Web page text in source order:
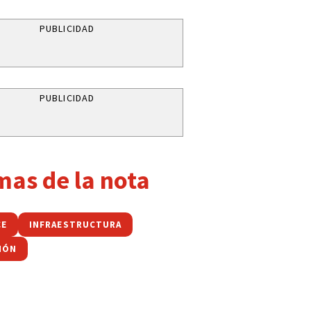
PUBLICIDAD
PUBLICIDAD
de la nota
INFRAESTRUCTURA